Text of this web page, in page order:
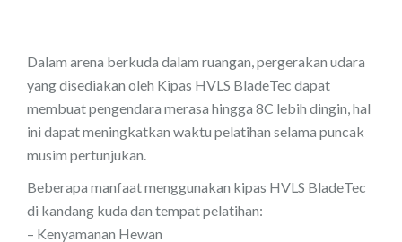
Dalam arena berkuda dalam ruangan, pergerakan udara
yang disediakan oleh Kipas HVLS BladeTec dapat
membuat pengendara merasa hingga 8C lebih dingin, hal
ini dapat meningkatkan waktu pelatihan selama puncak
musim pertunjukan.
Beberapa manfaat menggunakan kipas HVLS BladeTec
di kandang kuda dan tempat pelatihan:
– Kenyamanan Hewan